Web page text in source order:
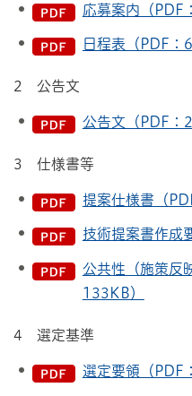
応募案内（PDF
日程表（PDF：
2 公告文
公告文（PDF：
3 仕様書等
提案仕様書（
技術提案書作成
公共性（施策反
133KB）
4 選定基準
選定要領（PDF